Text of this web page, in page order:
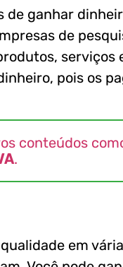
ganhar
de
serviços
pois os
conteúdos
.
em